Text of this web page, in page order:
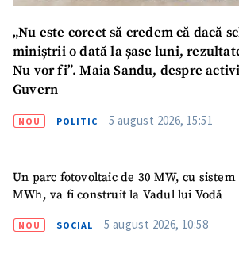
„Nu este corect să credem că dacă
miniștrii o dată la șase luni,
Nu vor fi”. Maia Sandu, despre
Guvern
NOU POLITIC 5 august 2026, 15:51
Un parc fotovoltaic de 30 MW, cu sistem
MWh, va fi construit la Vadul lui Vodă
NOU SOCIAL 5 august 2026, 10:58